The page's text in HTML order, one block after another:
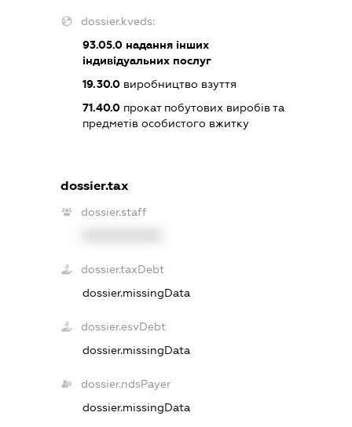
dossier.kveds:
93.05.0надання інших
індивідуальних послуг
19.30.0виробництво взуття
71.40.0прокат побутових виробів та
предметів особистого вжитку
dossier.tax
dossier.staff
dossier.taxDebt
dossier.missingData
dossier.esvDebt
dossier.missingData
dossier.ndsPayer
dossier.missingData